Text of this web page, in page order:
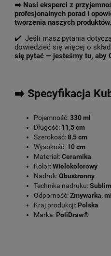
➡️ Nasi eksperci z
profesjonalnych porad i
tworzenia naszych produktów.
✔️ Jeśli masz pytania
dowiedzieć się więcej o
się pytać — jesteśmy tu, aby
➡️ Specyfikacja
Pojemność:330 ml
Długość: 11,5 cm
Szerokość:8,5 cm
Wysokość: 10 cm
Materiał:Ceramika
Kolor:Wielokolorowy
Nadruk:Obustronny
Technika nadruku:
Odporność:Zmywarka,
Kraj produkcji: Polska
Marka: PoliDraw®